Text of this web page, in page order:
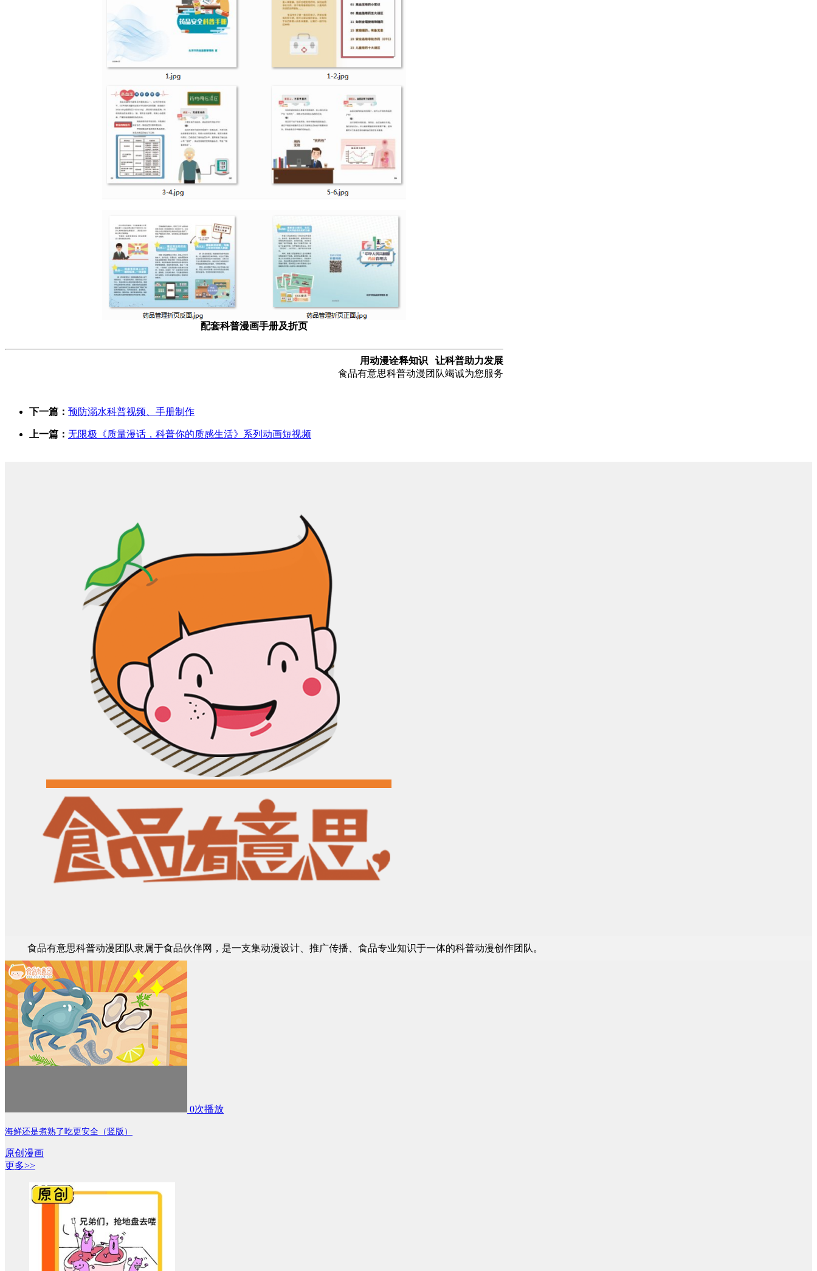
配套科普漫画手册及折页
用动漫诠释知识 让科普助力发展
食品有意思科普动漫团队竭诚为您服务
下一篇： 预防溺水科普视频、手册制作
上一篇： 无限极《质量漫话，科普你的质感生活》系列动画短视频
食品有意思科普动漫团队隶属于食品伙伴网，是一支集动漫设计、推广传播、食品专业知识于一体的科普动漫创作团队。
0次播放
海鲜还是煮熟了吃更安全（竖版）
原创漫画
更多>>